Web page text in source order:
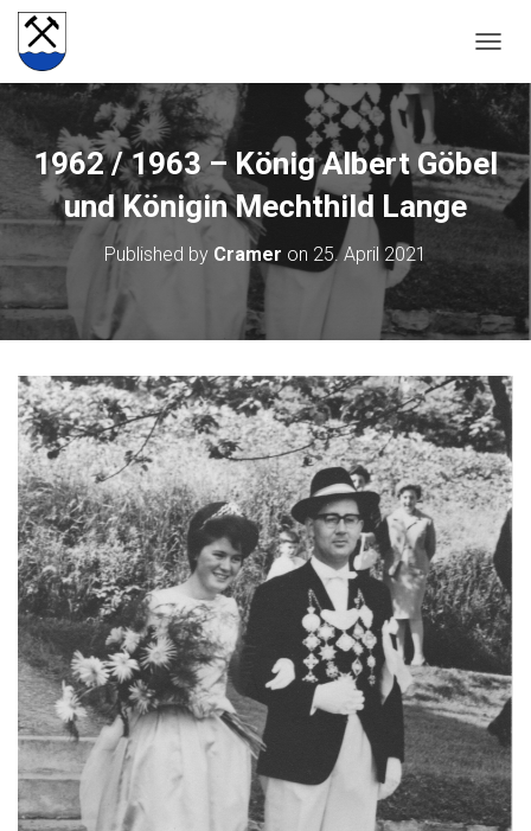
1962 / 1963 – König Albert Göbel
und Königin Mechthild Lange
Published by Cramer on 25. April 2021